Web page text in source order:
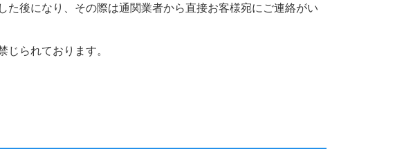
後になり、その際は通関業者から直接お客様宛にご連絡がい
られております。